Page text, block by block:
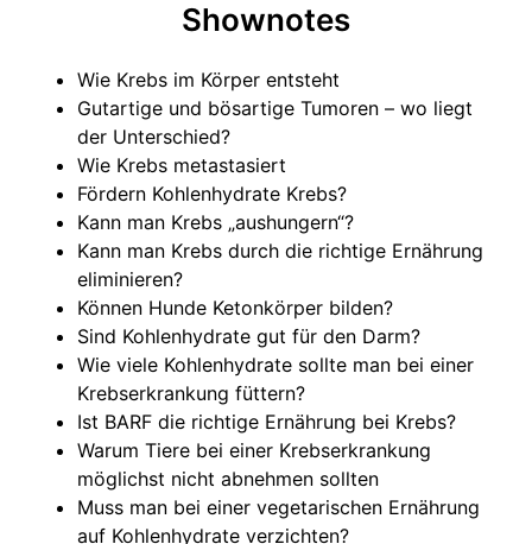
Shownotes
Wie Krebs im Körper entsteht
Gutartige und bösartige Tumoren – wo liegt
der Unterschied?
Wie Krebs metastasiert
Fördern Kohlenhydrate Krebs?
Kann man Krebs „aushungern“?
Kann man Krebs durch die richtige Ernährung
eliminieren?
Können Hunde Ketonkörper bilden?
Sind Kohlenhydrate gut für den Darm?
Wie viele Kohlenhydrate sollte man bei einer
Krebserkrankung füttern?
Ist BARF die richtige Ernährung bei Krebs?
Warum Tiere bei einer Krebserkrankung
möglichst nicht abnehmen sollten
Muss man bei einer vegetarischen Ernährung
auf Kohlenhydrate verzichten?